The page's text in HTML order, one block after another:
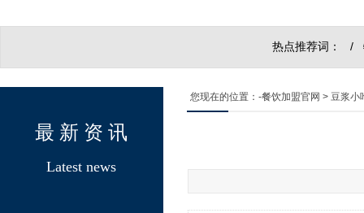
最 新 资 讯
Latest news
热点推荐词： /
您现在的位置： -餐饮加盟官网 > 豆浆小